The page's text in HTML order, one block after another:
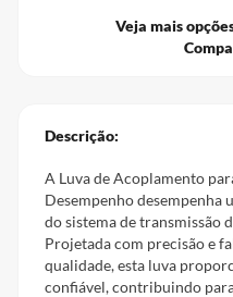
Veja mais
Descrição:
A Luva de Acoplamento
Desempenho desempenha
do sistema de transmissão
Projetada com precisão e
qualidade, esta luva
confiável, contribuindo